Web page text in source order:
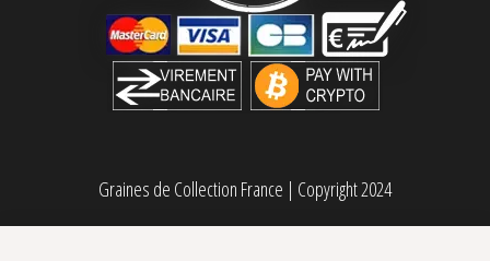
Graines de Collection France | Copyright 2024